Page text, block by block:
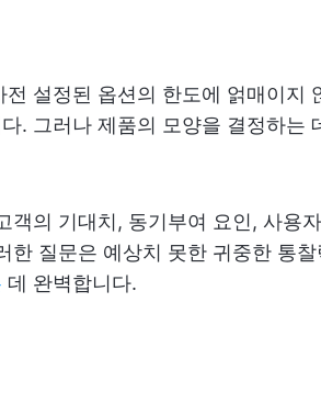
설정된 옵션의 한도에 얽매이지
. 그러나 제품의 모양을 결정하는
객의 기대치, 동기부여 요인, 사용
한 질문은 예상치 못한 귀중한 통
데 완벽합니다.